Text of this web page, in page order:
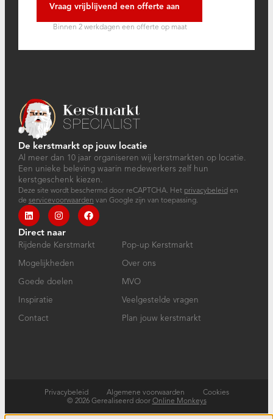
Vraag vrijblijvend een offerte aan
Binnen 2 werkdagen een offerte op maat
De kerstmarkt op jouw locatie
Al meer dan 10 jaar organiseren wij kerstmarkten op locatie.
Een unieke beleving waarin medewerkers zelf hun
kerstgeschenk kiezen.
Deze site wordt beschermd door reCAPTCHA. Het privacybeleiden
de servicevoorwaarden van Google zijn van toepassing.
Direct naar
Rijdende Kerstmarkt
Pop-up Kerstmarkt
Mogelijkheden
Over ons
Goede doelen
MVO
Inspiratie
Veelgestelde vragen
Contact
Plan jouw kerstmarkt
Privacybeleid Algemene voorwaarden
Cookies
© 2026 Gerealiseerd door Online Monkeys